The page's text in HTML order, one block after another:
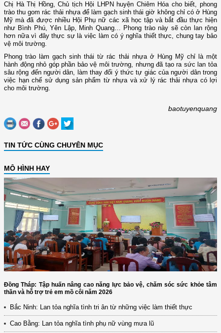
Chị Hà Thị Hồng, Chủ tịch Hội LHPN huyện Chiêm Hóa cho biết, phong
trào thu gom rác thải nhựa để làm gạch sinh thái giờ không chỉ có ở Hùng
Mỹ mà đã được nhiều Hội Phụ nữ các xã học tập và bắt đầu thực hiện
như Bình Phú, Yên Lập, Minh Quang… Phong trào này sẽ còn lan rộng
hơn nữa vì đây thực sự là việc làm có ý nghĩa thiết thực, chung tay bảo
vệ môi trường.
Phong trào làm gạch sinh thái từ rác thải nhựa ở Hùng Mỹ chỉ là một
hành động nhỏ góp phần bảo vệ môi trường, nhưng đã tạo ra sức lan tỏa
sâu rộng đến người dân, làm thay đổi ý thức tự giác của người dân trong
việc hạn chế sử dụng sản phẩm từ nhựa và xử lý rác thải nhựa có lợi
cho môi trường.
baotuyenquang
TIN TỨC CÙNG CHUYÊN MỤC
MÔ HÌNH HAY
Đồng Tháp: Tập huấn nâng cao năng lực bảo vệ, chăm sóc sức khỏe tâm
thần và hỗ trợ trẻ em mồ côi năm 2026
Bắc Ninh: Lan tỏa nghĩa tình tri ân từ những việc làm thiết thực
Cao Bằng: Lan tỏa nghĩa tình phụ nữ vùng mưa lũ